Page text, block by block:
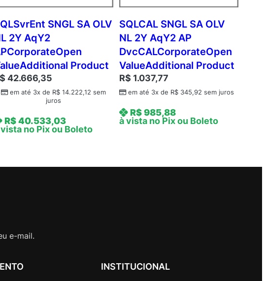
SNGL SA OLV
2Y AqY2
Product
42.666,35
em até 3x de R$14.222,12 sem
juros
R$40.533,03
no Pix ou Boleto
SQLCAL SNGL SA OLV
NL 2Y AqY2 AP
DvcCALCorporateOpen
ValueAdditional Product
R$ 1.037,77
em até 3x de R$345,92 sem juros
R$985,88
à vista no Pix ou Boleto
e-mail.
INSTITUCIONAL